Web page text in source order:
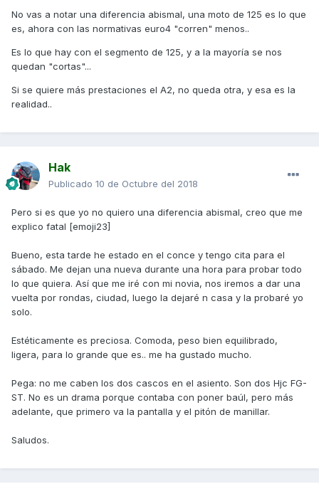
No vas a notar una diferencia abismal, una moto de 125 es lo que
es, ahora con las normativas euro4 "corren" menos..
Es lo que hay con el segmento de 125, y a la mayoría se nos
quedan "cortas"...
Si se quiere más prestaciones el A2, no queda otra, y esa es la
realidad..
Hak
Publicado 10 de Octubre del 2018
Pero si es que yo no quiero una diferencia abismal, creo que me
explico fatal [emoji23]
Bueno, esta tarde he estado en el conce y tengo cita para el
sábado. Me dejan una nueva durante una hora para probar todo
lo que quiera. Así que me iré con mi novia, nos iremos a dar una
vuelta por rondas, ciudad, luego la dejaré n casa y la probaré yo
solo.
Estéticamente es preciosa. Comoda, peso bien equilibrado,
ligera, para lo grande que es.. me ha gustado mucho.
Pega: no me caben los dos cascos en el asiento. Son dos Hjc FG-
ST. No es un drama porque contaba con poner baúl, pero más
adelante, que primero va la pantalla y el pitón de manillar.
Saludos.